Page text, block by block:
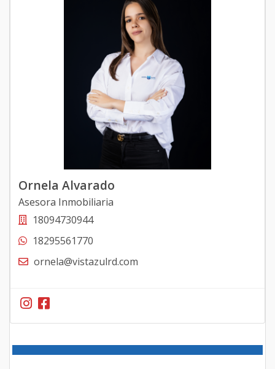
Ornela Alvarado
Asesora Inmobiliaria
18094730944
18295561770
ornela@vistazulrd.com